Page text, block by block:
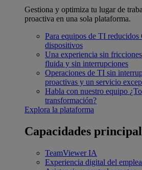
Gestiona y optimiza tu lugar de
proactiva en una sola plataforma.
Para equipos de TI reducidos
dispositivos
Una experiencia sin fricciones
fluida y sin interrupciones
Operaciones de TI sin
proactivas y un servicio
Habla con nuestro equipo
transformación?
Explora la plataforma
Capacidades
TeamViewer IA
Experiencia digital del